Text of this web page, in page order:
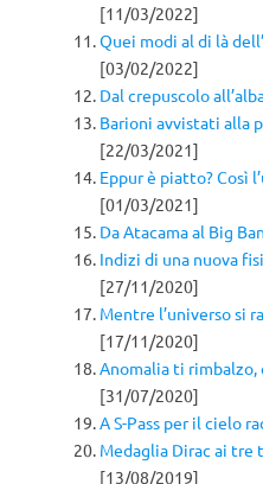
[11/03/2022]
Quei modi al di là
[03/02/2022]
Dal crepuscolo
Barioni avvistati alla
[22/03/2021]
Eppur è piatto? Così
[01/03/2021]
Da Atacama al Big
Indizi di una nuova
[27/11/2020]
Mentre l’universo si
[17/11/2020]
Anomalia ti
[31/07/2020]
A S-Pass per il cielo
Medaglia Dirac ai tre
[13/08/2019]